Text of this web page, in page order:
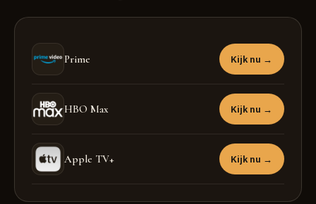
Prime Kijk nu →
HBO Max Kijk nu →
Apple TV+ Kijk nu →